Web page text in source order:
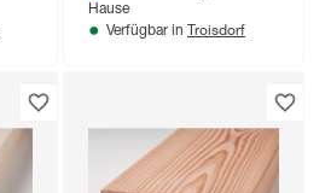
Hause
Verfügbar in Troisdorf